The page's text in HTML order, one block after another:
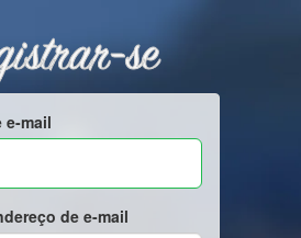
se
e-mail
de e-mail